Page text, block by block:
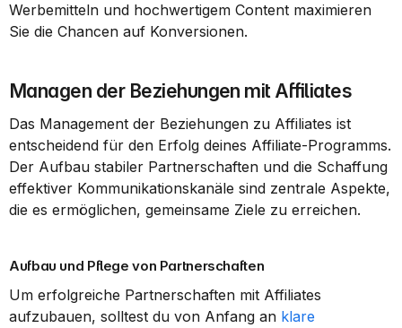
Werbemitteln und hochwertigem Content maximieren
Sie die Chancen auf Konversionen.
Managen der Beziehungen mit Affiliates
Das Management der Beziehungen zu Affiliates ist
entscheidend für den Erfolg deines Affiliate-Programms.
Der Aufbau stabiler Partnerschaften und die Schaffung
effektiver Kommunikationskanäle sind zentrale Aspekte,
die es ermöglichen, gemeinsame Ziele zu erreichen.
Aufbau und Pflege von Partnerschaften
Um erfolgreiche Partnerschaften mit Affiliates
aufzubauen, solltest du von Anfang an klare